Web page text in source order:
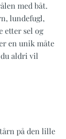
med båt.
lundefugl,
etter sel og
en unik måte
aldri vil
på den lille